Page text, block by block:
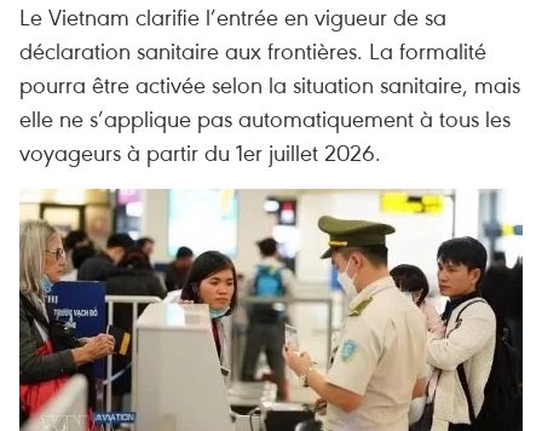
Le Vietnam clarifie l’entrée en vigueur de sa
déclaration sanitaire aux frontières. La formalité
pourra être activée selon la situation sanitaire, mais
elle ne s’applique pas automatiquement à tous les
voyageurs à partir du 1er juillet 2026.